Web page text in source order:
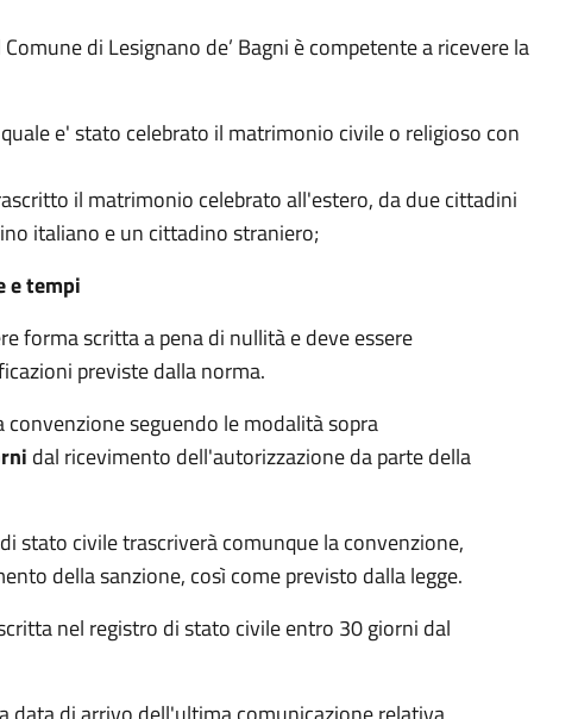
di Lesignano de’ Bagni è competente a ricevere la
e' stato celebrato il matrimonio civile o religioso con
il matrimonio celebrato all'estero, da due cittadini
italiano e un cittadino straniero;
e tempi
forma scritta a pena di nullità e deve essere
previste dalla norma.
convenzione seguendo le modalità sopra
dal ricevimento dell'autorizzazione da parte della
stato civile trascriverà comunque la convenzione,
della sanzione, così come previsto dalla legge.
nel registro di stato civile entro 30 giorni dal